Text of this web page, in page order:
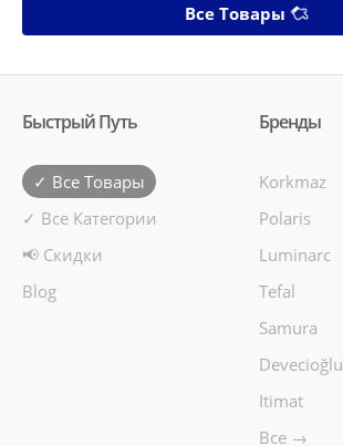
Все Товары
Быстрый Путь
✓ Все Товары
✓ Все Категории
📢 Скидки
Blog
Бренды
Korkmaz
Polaris
Luminarc
Tefal
Samura
Devecioğlu
Itimat
Все →